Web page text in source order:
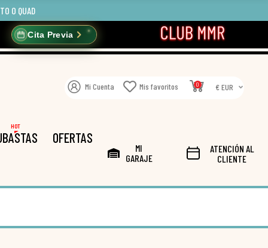
O QUAD
Cita Previa
Mi Cuenta Mis favoritos 0 € EUR
HOT
OFERTAS
MI
GARAJE
ATENCIÓN AL
CLIENTE